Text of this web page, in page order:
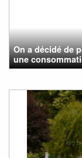
On a décidé de
une